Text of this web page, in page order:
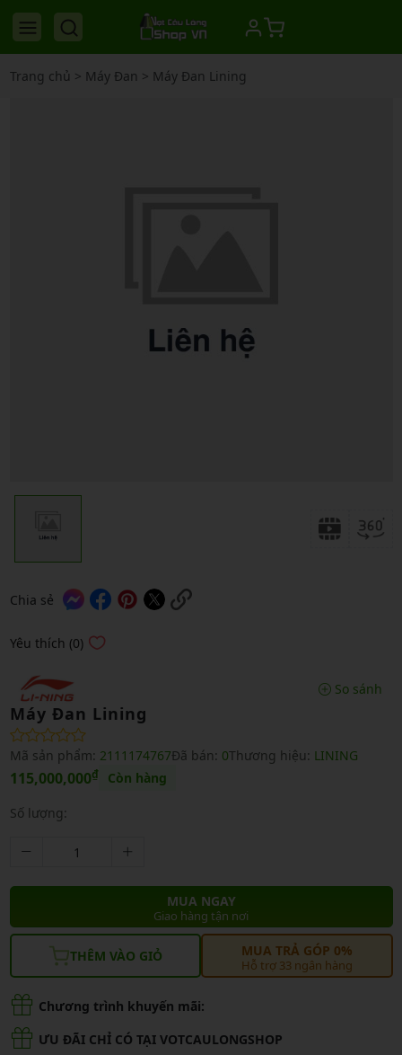
Trang chủ > Máy Đan > Máy Đan Lining
Chia sẻ
Yêu thích (0)
So sánh
Máy Đan Lining
Mã sản phẩm: 2111174767Đã bán: 0Thương hiệu: LINING
115,000,000₫ Còn hàng
Số lượng:
MUA NGAY
Giao hàng tận nơi
THÊM VÀO GIỎ MUA TRẢ GÓP 0%
Hỗ trợ 33 ngân hàng
Chương trình khuyến mãi:
ƯU ĐÃI CHỈ CÓ TẠI VOTCAULONGSHOP